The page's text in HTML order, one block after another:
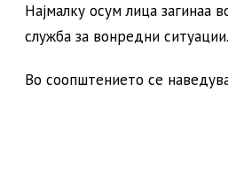
Најмалку осум лица загинаа
служба за вонредни ситуации.
Во соопштението се